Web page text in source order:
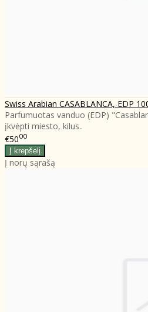
Swiss Arabian CASABLANCA, EDP
Parfumuotas vanduo (EDP)
įkvėpti miesto, kilus..
€5000
Į norų sąrašą